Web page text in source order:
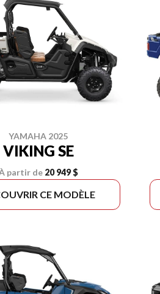
YAMAHA 2025
VIKING SE
partir de 20 949 $
CE MODÈLE